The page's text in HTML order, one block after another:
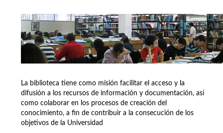
La biblioteca tiene como misión facilitar el acceso y la
difusión a los recursos de información y documentación, así
como colaborar en los procesos de creación del
conocimiento, a fin de contribuir a la consecución de los
objetivos de la Universidad